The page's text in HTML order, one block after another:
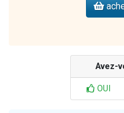
Avez-
OUI